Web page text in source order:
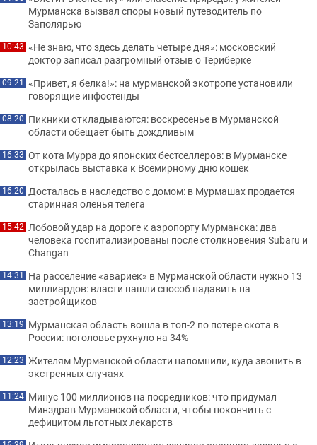
Мурманска вызвал споры новый путеводитель по
Заполярью
10:43 «Не знаю, что здесь делать четыре дня»: московский
доктор записал разгромный отзыв о Териберке
09:21 «Привет, я белка!»: на мурманской экотропе установили
говорящие инфостенды
08:20 Пикники откладываются: воскресенье в Мурманской
области обещает быть дождливым
16:33 От кота Мурра до японских бестселлеров: в Мурманске
открылась выставка к Всемирному дню кошек
16:20 Досталась в наследство с домом: в Мурмашах продается
старинная оленья телега
15:42 Лобовой удар на дороге к аэропорту Мурманска: два
человека госпитализированы после столкновения Subaru и
Changan
14:31 На расселение «авариек» в Мурманской области нужно 13
миллиардов: власти нашли способ надавить на
застройщиков
13:19 Мурманская область вошла в топ-2 по потере скота в
России: поголовье рухнуло на 34%
12:23 Жителям Мурманской области напомнили, куда звонить в
экстренных случаях
11:24 Минус 100 миллионов на посредников: что придумал
Минздрав Мурманской области, чтобы покончить с
дефицитом льготных лекарств